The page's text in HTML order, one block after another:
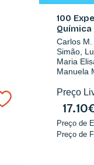
100
Carlos M.
Simão,
Maria
Manuela
Preço
Preço de
Preço de